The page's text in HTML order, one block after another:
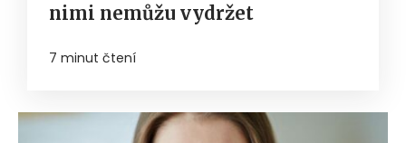
nimi nemůžu vydržet
7 minut čtení